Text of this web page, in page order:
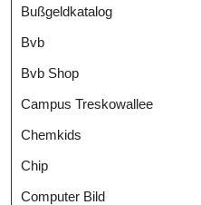
Bußgeldkatalog
Bvb
Bvb Shop
Campus Treskowallee
Chemkids
Chip
Computer Bild